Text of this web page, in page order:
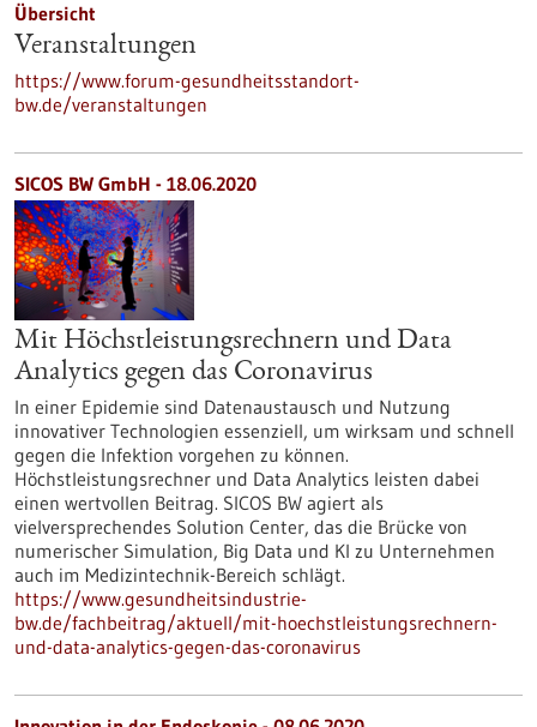
Übersicht
Veranstaltungen
https://www.forum-gesundheitsstandort-
bw.de/veranstaltungen
SICOS BW GmbH - 18.06.2020
Mit Höchstleistungsrechnern und Data
Analytics gegen das Coronavirus
In einer Epidemie sind Datenaustausch und Nutzung
innovativer Technologien essenziell, um wirksam und schnell
gegen die Infektion vorgehen zu können.
Höchstleistungsrechner und Data Analytics leisten dabei
einen wertvollen Beitrag. SICOS BW agiert als
vielversprechendes Solution Center, das die Brücke von
numerischer Simulation, Big Data und KI zu Unternehmen
auch im Medizintechnik-Bereich schlägt.
https://www.gesundheitsindustrie-
bw.de/fachbeitrag/aktuell/mit-hoechstleistungsrechnern-
und-data-analytics-gegen-das-coronavirus